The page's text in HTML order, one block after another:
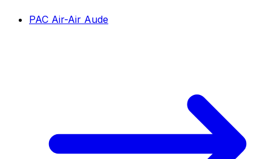
PAC Air-Air Aude